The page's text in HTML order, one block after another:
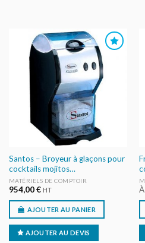
AJOUTER
AU DEVIS
Santos – Broyeur à glaçons pour
cocktails mojitos…
MATÉRIELS DE COMPTOIR
954,00€ HT
AJOUTER AU PANIER
AJOUTER AU DEVIS